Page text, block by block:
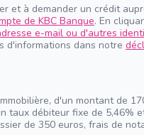
et à demander un crédit
de KBC Banque. En
e-mail ou d'autres
d'informations dans notre
d'un montant de
taux débiteur fixe de 5,46%
de 350 euros, frais de